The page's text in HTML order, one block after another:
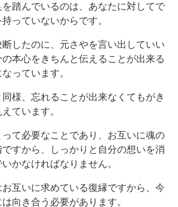
踏んでいるのは、あなたに対してで
っていないからです。
断したのに、元さやを言い出していい
本心をきちんと伝えることが出来る
っています。
様、忘れることが出来なくてもがき
ています。
って必要なことであり、お互いに魂の
すから、しっかりと自分の想いを消
かなければなりません。
互いに求めている復縁ですから、今
向き合う必要があります。